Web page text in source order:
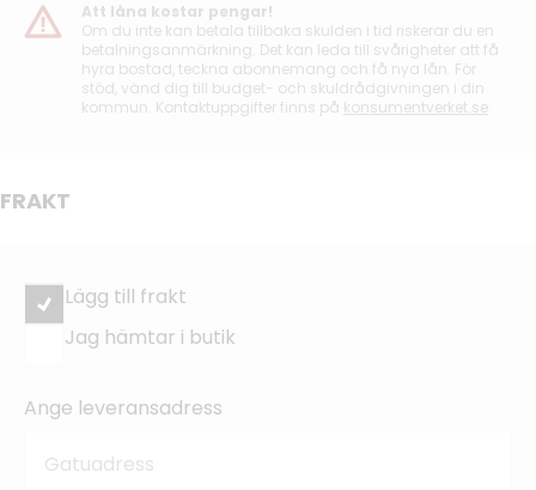
Att låna kostar pengar!
Om du inte kan betala tillbaka skulden i tid riskerar du en
betalningsanmärkning. Det kan leda till svårigheter att få
hyra bostad, teckna abonnemang och få nya lån. För
stöd, vänd dig till budget- och skuldrådgivningen i din
kommun. Kontaktuppgifter finns på konsumentverket.se
FRAKT
Lägg till frakt
Jag hämtar i butik
Ange leveransadress